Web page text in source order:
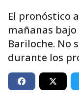
El pronóstico
mañanas
Bariloche. No
durante los